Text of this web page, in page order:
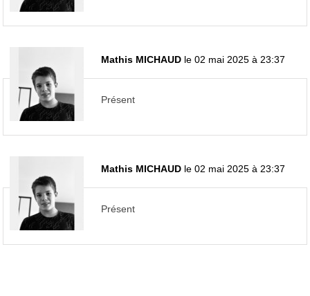
Mathis MICHAUD le 02 mai 2025 à 23:37
Présent
Mathis MICHAUD le 02 mai 2025 à 23:37
Présent